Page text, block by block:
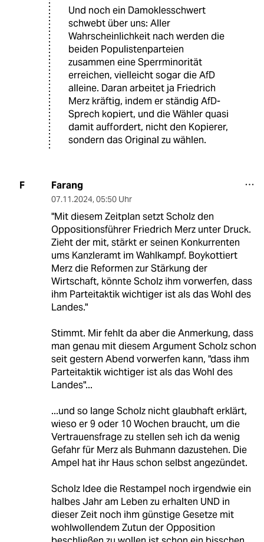
Und noch ein Damoklesschwert
schwebt über uns: Aller
Wahrscheinlichkeit nach werden die
beiden Populistenparteien
zusammen eine Sperrminorität
erreichen, vielleicht sogar die AfD
alleine. Daran arbeitet ja Friedrich
Merz kräftig, indem er ständig AfD-
Sprech kopiert, und die Wähler quasi
damit auffordert, nicht den Kopierer,
sondern das Original zu wählen.
F Farang
07.11.2024, 05:50 Uhr
"Mit diesem Zeitplan setzt Scholz den
Oppositionsführer Friedrich Merz unter Druck.
Zieht der mit, stärkt er seinen Konkurrenten
ums Kanzleramt im Wahlkampf. Boykottiert
Merz die Reformen zur Stärkung der
Wirtschaft, könnte Scholz ihm vorwerfen, dass
ihm Parteitaktik wichtiger ist als das Wohl des
Landes."
Stimmt. Mir fehlt da aber die Anmerkung, dass
man genau mit diesem Argument Scholz schon
seit gestern Abend vorwerfen kann, "dass ihm
Parteitaktik wichtiger ist als das Wohl des
Landes"...
...und so lange Scholz nicht glaubhaft erklärt,
wieso er 9 oder 10 Wochen braucht, um die
Vertrauensfrage zu stellen seh ich da wenig
Gefahr für Merz als Buhmann dazustehen. Die
Ampel hat ihr Haus schon selbst angezündet.
Scholz Idee die Restampel noch irgendwie ein
halbes Jahr am Leben zu erhalten UND in
dieser Zeit noch ihm günstige Gesetze mit
wohlwollendem Zutun der Opposition